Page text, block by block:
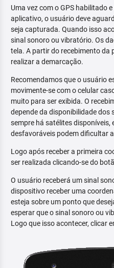
Uma vez com o GPS habilitado
aplicativo, o usuário deve
seja capturada. Quando isso
sinal sonoro ou vibratório. Os
tela. A partir do recebimento da
realizar a demarcação.
Recomendamos que o usuário
movimente-se com o celular
muito para ser exibida. O
depende da disponibilidade dos
sempre há satélites
desfavoráveis podem dificultar
Logo após receber a primeira
ser realizada clicando-se do
O usuário receberá um sinal
dispositivo receber uma
esteja sobre um ponto que
esperar que o sinal sonoro ou
Logo que isso acontecer, clicar